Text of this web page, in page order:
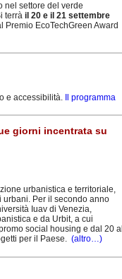
nel settore del verde
terrà il 20 e il 21 settembre
EcoTechGreen Award
e accessibilità. Il programma
giorni incentrata su
urbanistica e territoriale,
Per il secondo anno
Iuav di Venezia,
e da Urbit, a cui
social housing e dal 20 al
per il Paese. (altro…)